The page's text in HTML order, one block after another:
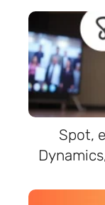
Spot,